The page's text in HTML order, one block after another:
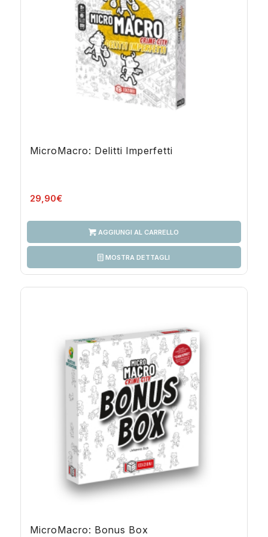
MicroMacro: Delitti Imperfetti
29,90€
AGGIUNGI AL CARRELLO
MOSTRA DETTAGLI
MicroMacro: Bonus Box